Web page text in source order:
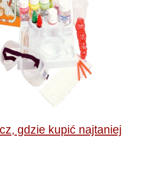
gdzie kupić najtaniej